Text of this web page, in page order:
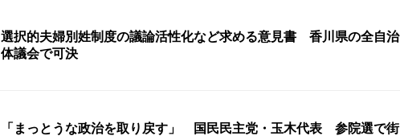
選択的夫婦別姓制度の議論活性化など求める意見書 香川県の全自治
体議会で可決
「まっとうな政治を取り戻す」 国民民主党・玉木代表 参院選で街